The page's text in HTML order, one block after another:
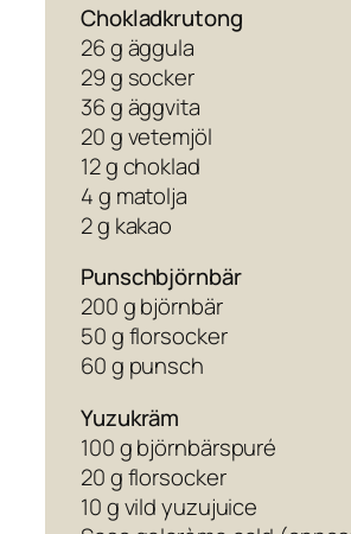
Chokladkrutong
26 g äggula
29 g socker
36 g äggvita
20 g vetemjöl
12 g choklad
4 g matolja
2 g kakao
Punschbjörnbär
200 g björnbär
50 g florsocker
60 g punsch
Yuzukräm
100 g björnbärspuré
20 g florsocker
10 g vild yuzujuice